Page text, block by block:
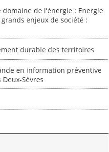
de l'énergie : Energie
enjeux de société :
durable des territoires
en information préventive
Sèvres